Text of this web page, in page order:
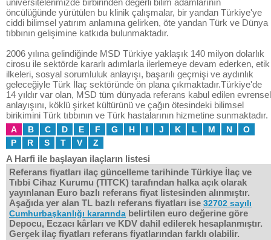
üniversitelerimizde birbirinden değerli bilim adamlarının
öncülüğünde yürütülen bu klinik çalışmalar, bir yandan Türkiye'ye
ciddi bilimsel yatırım anlamına gelirken, öte yandan Türk ve Dünya
tıbbının gelişimine katkıda bulunmaktadır.
2006 yılına gelindiğinde MSD Türkiye yaklaşık 140 milyon dolarlık
cirosu ile sektörde kararlı adımlarla ilerlemeye devam ederken, etik
ilkeleri, sosyal sorumluluk anlayışı, başarılı geçmişi ve aydınlık
geleceğiyle Türk İlaç sektöründe ön plana çıkmaktadır.Türkiye'de
14 yıldır var olan, MSD tüm dünyada referans kabul edilen evrensel
anlayışını, köklü şirket kültürünü ve çağın ötesindeki bilimsel
birikimini Türk tıbbının ve Türk hastalarının hizmetine sunmaktadır.
A B C D E F G H I J K L M N
O
P
R S T V Z
A Harfi ile başlayan ilaçların listesi
Referans fiyatları ilaç güncelleme tarihinde Türkiye İlaç ve
Tıbbi Cihaz Kurumu (TITCK) tarafından halka açık olarak
yayınlanan Euro bazlı referans fiyat listesinden alınmıştır.
Aşağıda yer alan TL bazlı referans fiyatları ise 32702 sayılı
Cumhurbaşkanlığı kararında belirtilen euro değerine göre
Depocu, Eczacı kârları ve KDV dahil edilerek hesaplanmıştır.
Gerçek ilaç fiyatları referans fiyatlarından farklı olabilir.